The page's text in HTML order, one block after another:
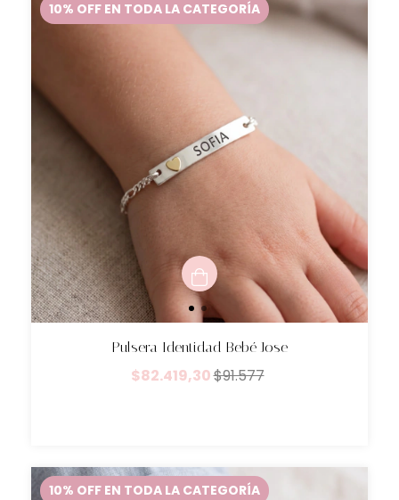
10% OFF EN TODA LA CATEGORÍA
Pulsera Identidad Bebé Jose
$82.419,30$91.577
10% OFF EN TODA LA CATEGORÍA